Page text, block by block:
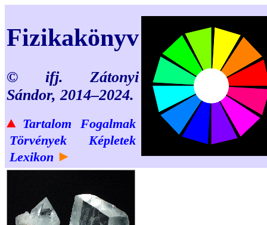
Fizikakönyv
© ifj. Zátonyi
Sándor, 2014–2024.
▲ Tartalom
Fogalmak
Törvények
Képletek
Lexikon ►